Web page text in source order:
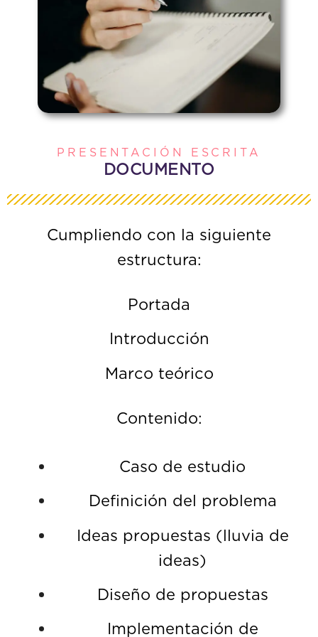
PRESENTACIÓN ESCRITA
DOCUMENTO
Cumpliendo con la siguiente
estructura:
Portada
Introducción
Marco teórico
Contenido:
Caso de estudio
Definición del problema
Ideas propuestas (lluvia de
ideas)
Diseño de propuestas
Implementación de